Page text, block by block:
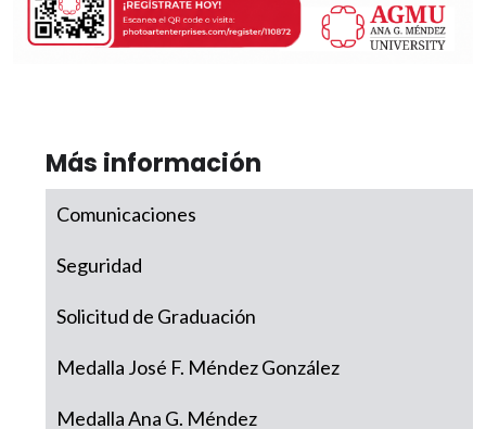
Más información
Comunicaciones
Seguridad
Solicitud de Graduación
Medalla José F. Méndez González
Medalla Ana G. Méndez